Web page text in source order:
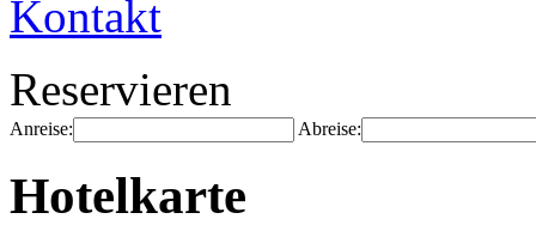
Kontakt
Reservieren
Anreise: Abreise:
Hotelkarte